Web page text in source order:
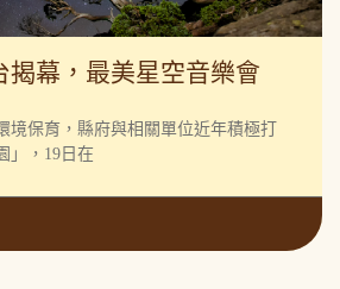
揭幕，最美星空音樂會
境保育，縣府與相關單位近年積極打
」，19日在